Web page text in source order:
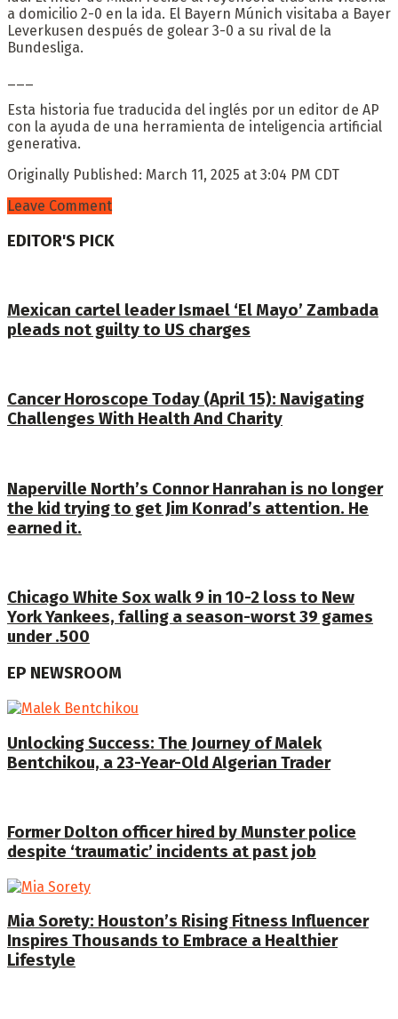
a domicilio 2-0 en la ida. El Bayern Múnich visitaba a Bayer
Leverkusen después de golear 3-0 a su rival de la
Bundesliga.
Esta historia fue traducida del inglés por un editor de AP
con la ayuda de una herramienta de inteligencia artificial
generativa.
Originally Published: March 11, 2025 at 3:04 PM CDT
Leave Comment
EDITOR'S PICK
Mexican cartel leader Ismael ‘El Mayo’ Zambada
pleads not guilty to US charges
Cancer Horoscope Today (April 15): Navigating
Challenges With Health And Charity
Naperville North’s Connor Hanrahan is no longer
the kid trying to get Jim Konrad’s attention. He
earned it.
Chicago White Sox walk 9 in 10-2 loss to New
York Yankees, falling a season-worst 39 games
under .500
EP NEWSROOM
Unlocking Success: The Journey of Malek
Bentchikou, a 23-Year-Old Algerian Trader
Former Dolton officer hired by Munster police
despite ‘traumatic’ incidents at past job
Mia Sorety: Houston’s Rising Fitness Influencer
Inspires Thousands to Embrace a Healthier
Lifestyle